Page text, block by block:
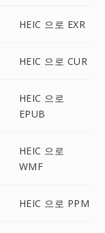
HEIC 으로 EXR
HEIC 으로 CUR
HEIC 으로
EPUB
HEIC 으로
WMF
HEIC 으로 PPM